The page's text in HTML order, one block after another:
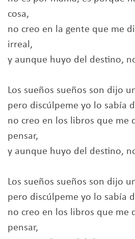
cosa,
no creo en la gente que me
irreal,
y aunque huyo del destino,
Los sueños sueños son dijo
pero discúlpeme yo lo sabía
no creo en los libros que me
pensar,
y aunque huyo del destino,
Los sueños sueños son dijo
pero discúlpeme yo lo sabía
no creo en los libros que me
pensar,